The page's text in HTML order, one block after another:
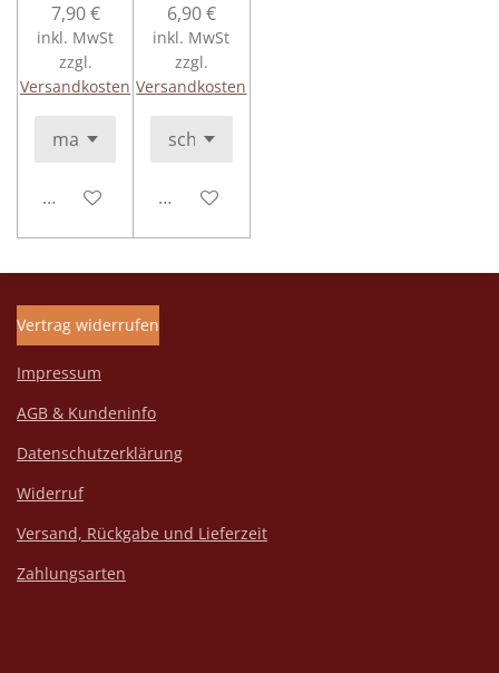
7,90 €
inkl. MwSt
zzgl.
Versandkosten
In den Warenkorb
6,90 €
inkl. MwSt
zzgl.
Versandkosten
In den Warenkorb
Vertrag widerrufen
Impressum
AGB & Kundeninfo
Datenschutzerklärung
Widerruf
Versand, Rückgabe und Lieferzeit
Zahlungsarten